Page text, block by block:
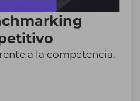
a la competencia.